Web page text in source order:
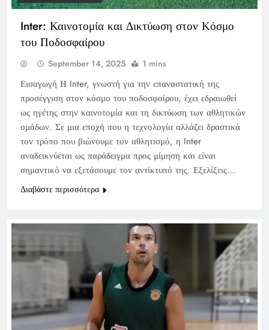
Inter: Καινοτομία και Δικτύωση στον Κόσμο
του Ποδοσφαίρου
September 14, 2025 1 mins
Εισαγωγή Η Inter, γνωστή για την επαναστατική της
προσέγγιση στον κόσμο του ποδοσφαίρου, έχει εδραιωθεί
ως ηγέτης στην καινοτομία και τη δικτύωση των αθλητικών
ομάδων. Σε μια εποχή που η τεχνολογία αλλάζει δραστικά
τον τρόπο που βιώνουμε τον αθλητισμό, η Inter
αναδεικνύεται ως παράδειγμα προς μίμηση και είναι
σημαντικό να εξετάσουμε τον αντίκτυπό της. Εξελίξεις…
Διαβάστε περισσότερα